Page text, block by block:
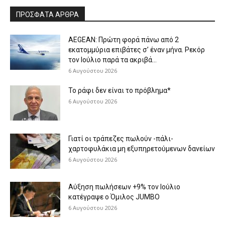
ΠΡΟΣΦΑΤΑ ΑΡΘΡΑ
AEGEAN: Πρώτη φορά πάνω από 2
εκατομμύρια επιβάτες σ’ έναν μήνα. Ρεκόρ
τον Ιούλιο παρά τα ακριβά...
6 Αυγούστου 2026
Το ράφι δεν είναι το πρόβλημα*
6 Αυγούστου 2026
Γιατί οι τράπεζες πωλούν -πάλι-
χαρτοφυλάκια μη εξυπηρετούμενων δανείων
6 Αυγούστου 2026
Aύξηση πωλήσεων +9% τον Ιούλιο
κατέγραψε ο Όμιλος JUMBO
6 Αυγούστου 2026